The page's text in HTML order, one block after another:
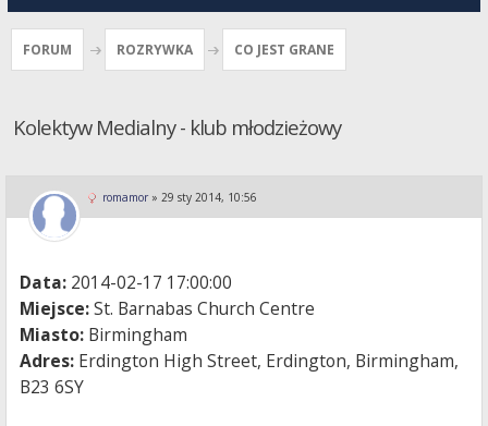
FORUM ROZRYWKA CO JEST GRANE
Kolektyw Medialny - klub młodzieżowy
romamor» 29 sty 2014, 10:56
Data: 2014-02-17 17:00:00
Miejsce:St. Barnabas Church Centre
Miasto: Birmingham
Adres: Erdington High Street, Erdington, Birmingham,
B23 6SY